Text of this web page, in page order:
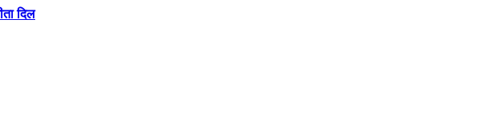
दिल